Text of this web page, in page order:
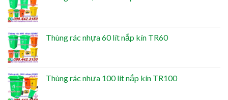
Thùng rác nhựa 60 lít nắp kín TR60
Thùng rác nhựa 100 lít nắp kín TR100